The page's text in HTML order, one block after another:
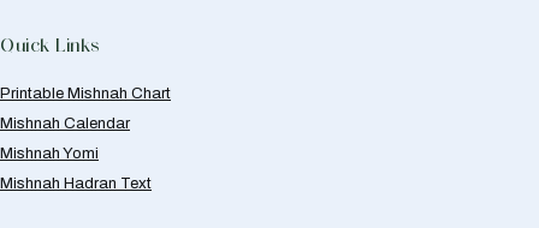
Quick Links
Printable Mishnah Chart
Mishnah Calendar
Mishnah Yomi
Mishnah Hadran Text